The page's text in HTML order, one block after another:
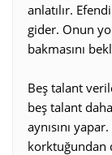
anlatılır.
gider. Onun
bakmasını
Beş talant
beş talant
aynısını
korktuğundan